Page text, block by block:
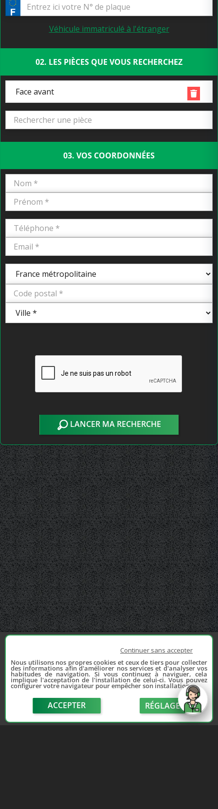
Véhicule immatriculé à l'étranger
02. LES PIÈCES QUE VOUS RECHERCHEZ
Face avant
03. VOS COORDONNÉES
LANCER MA RECHERCHE
Continuer sans accepter
Nous utilisons nos propres cookies et ceux de tiers pour collecter
des informations afin d'améliorer nos services et d'analyser vos
habitudes de navigation. Si vous continuez à naviguer, cela
implique l'acceptation de l'installation de celui-ci. Vous pouvez
configurer votre navigateur pour empêcher son installation.
ACCEPTER RÉGLAGE